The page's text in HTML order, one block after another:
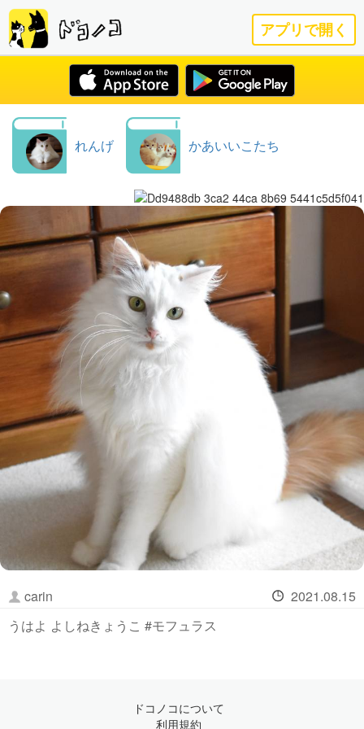
アプリで開く
れんげ かあいいこたち
carin
2021.08.15
うはよ よしねきょうこ #モフュラス
ドコノコについて
利用規約